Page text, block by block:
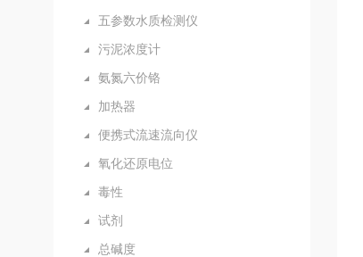
五参数水质检测仪
污泥浓度计
氨氮六价铬
加热器
便携式流速流向仪
氧化还原电位
毒性
试剂
总碱度